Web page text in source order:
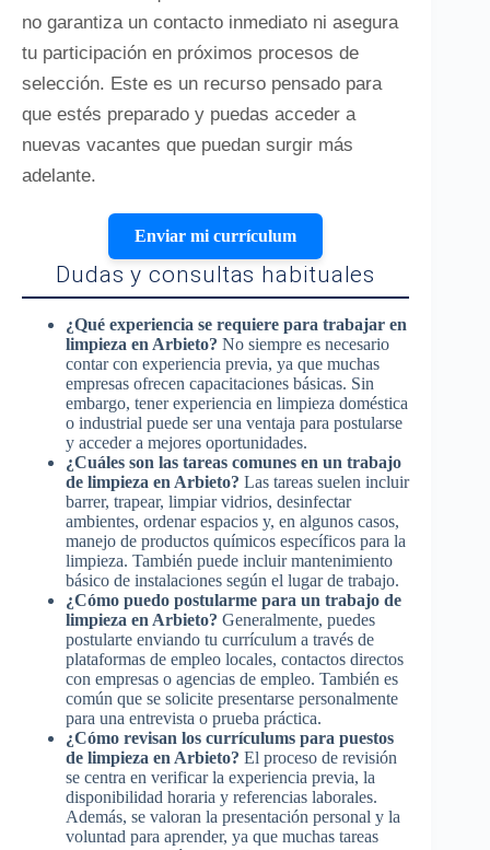
no garantiza un contacto inmediato ni asegura
tu participación en próximos procesos de
selección. Este es un recurso pensado para
que estés preparado y puedas acceder a
nuevas vacantes que puedan surgir más
adelante.
Enviar mi currículum
Dudas y consultas habituales
¿Qué experiencia se requiere para trabajar en
limpieza en Arbieto? No siempre es necesario
contar con experiencia previa, ya que muchas
empresas ofrecen capacitaciones básicas. Sin
embargo, tener experiencia en limpieza doméstica
o industrial puede ser una ventaja para postularse
y acceder a mejores oportunidades.
¿Cuáles son las tareas comunes en un trabajo
de limpieza en Arbieto? Las tareas suelen incluir
barrer, trapear, limpiar vidrios, desinfectar
ambientes, ordenar espacios y, en algunos casos,
manejo de productos químicos específicos para la
limpieza. También puede incluir mantenimiento
básico de instalaciones según el lugar de trabajo.
¿Cómo puedo postularme para un trabajo de
limpieza en Arbieto? Generalmente, puedes
postularte enviando tu currículum a través de
plataformas de empleo locales, contactos directos
con empresas o agencias de empleo. También es
común que se solicite presentarse personalmente
para una entrevista o prueba práctica.
¿Cómo revisan los currículums para puestos
de limpieza en Arbieto? El proceso de revisión
se centra en verificar la experiencia previa, la
disponibilidad horaria y referencias laborales.
Además, se valoran la presentación personal y la
voluntad para aprender, ya que muchas tareas